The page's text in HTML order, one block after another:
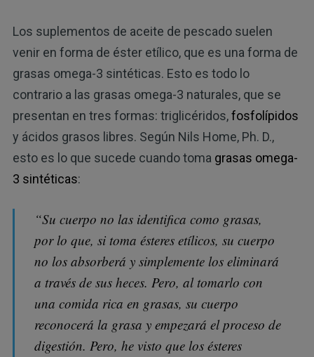
Los suplementos de aceite de pescado suelen
venir en forma de éster etílico, que es una forma de
grasas omega-3 sintéticas. Esto es todo lo
contrario a las grasas omega-3 naturales, que se
presentan en tres formas: triglicéridos,fosfolípidos
y ácidos grasos libres. Según Nils Home, Ph. D.,
esto es lo que sucede cuando toma grasas omega-
3 sintéticas:
“Su cuerpo no las identifica como grasas,
por lo que, si toma ésteres etílicos, su cuerpo
no los absorberá y simplemente los eliminará
a través de sus heces. Pero, al tomarlo con
una comida rica en grasas, su cuerpo
reconocerá la grasa y empezará el proceso de
digestión. Pero, he visto que los ésteres